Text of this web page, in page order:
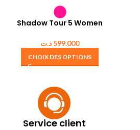
Shadow Tour 5 Women
599.000 د.ت
CHOIX DES OPTIONS
Service client